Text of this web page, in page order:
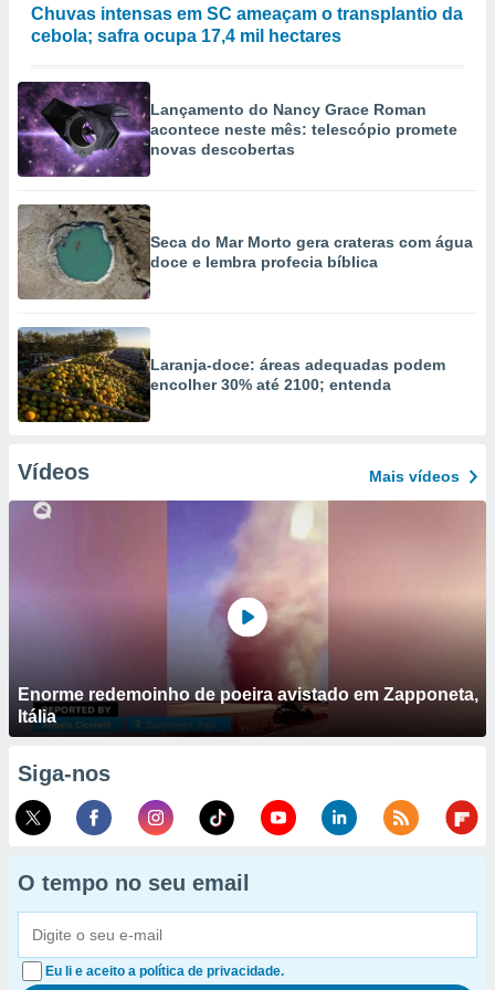
Chuvas intensas em SC ameaçam o transplantio da
cebola; safra ocupa 17,4 mil hectares
Lançamento do Nancy Grace Roman
acontece neste mês: telescópio promete
novas descobertas
Seca do Mar Morto gera crateras com água
doce e lembra profecia bíblica
Laranja-doce: áreas adequadas podem
encolher 30% até 2100; entenda
Vídeos Mais vídeos
Enorme redemoinho de poeira avistado em Zapponeta,
Itália
Siga-nos
O tempo no seu email
Eu li e aceito a política de privacidade.